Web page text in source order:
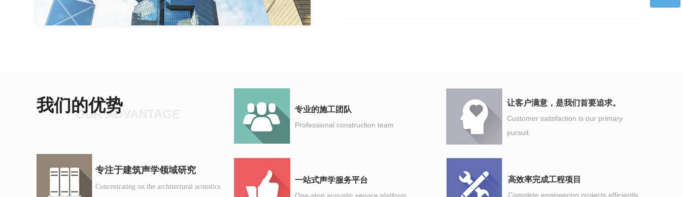
让客户满意，是我们首要追求。
Customer satisfaction is our primary
pursuit.
我们的优势
OUR ADVANTAGE
一站式声学服务平台
专注于建筑声学领域研究
Concentrating on the architectural acoustics
高效率完成工程项目
Complete engineering projects efficiently
专业的施工团队
Professional construction team